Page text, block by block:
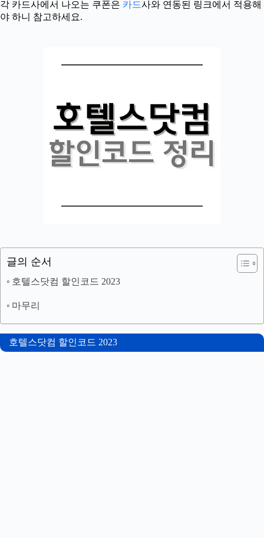
각 카드사에서 나오는 쿠폰은 카드사와 연동된 링크에서 적용해
야 하니 참고하세요.
글의 순서
호텔스닷컴 할인코드 2023
마무리
호텔스닷컴 할인코드 2023